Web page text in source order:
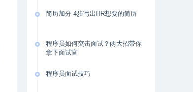
简历加分-4步写出HR想要的简历
程序员如何突击面试？两大招带你
拿下面试官
程序员面试技巧